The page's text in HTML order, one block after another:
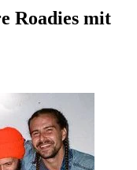
Roadies mit